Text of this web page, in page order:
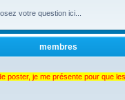
votre question ici...
membres
poster, je me présente pour que